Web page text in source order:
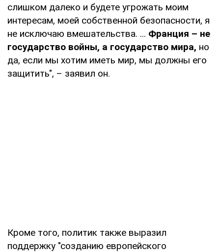
слишком далеко и будете угрожать моим
интересам, моей собственной безопасности, я
не исключаю вмешательства. ... Франция – не
государство войны, а государство мира, но
да, если мы хотим иметь мир, мы должны его
защитить", – заявил он.
Кроме того, политик также выразил
поддержку "созданию европейского